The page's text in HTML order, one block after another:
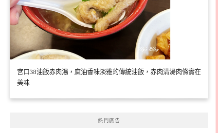
宮口38油飯赤肉湯，麻油香味淡雅的傳統油飯，赤肉清湯肉條實在
美味
熱門廣告